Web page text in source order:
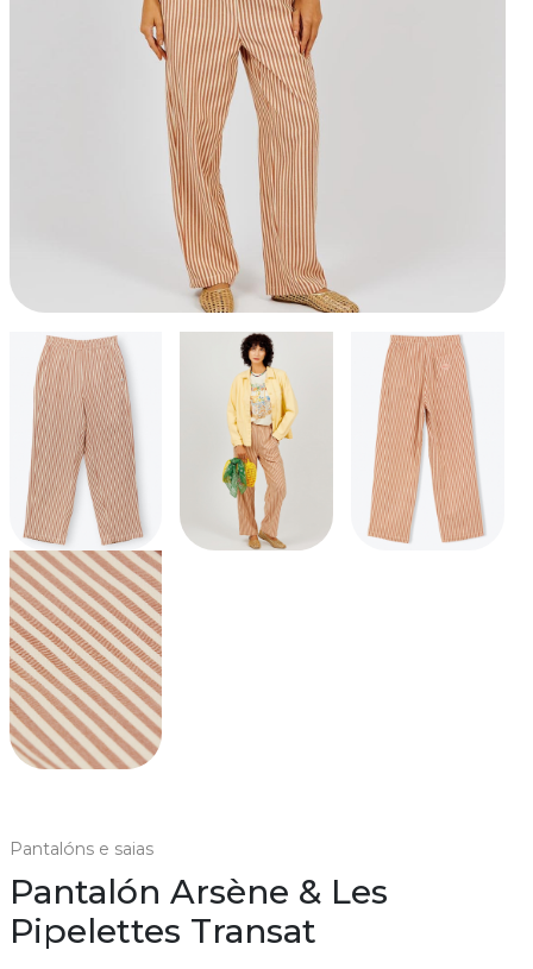
Pantalóns e saias
Pantalón Arsène & Les
Pipelettes Transat